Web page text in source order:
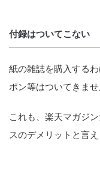
付録はついてこない
紙の雑誌を購入する
ポン等はついてきませ
これも、楽天マガジ
スのデメリットと言え